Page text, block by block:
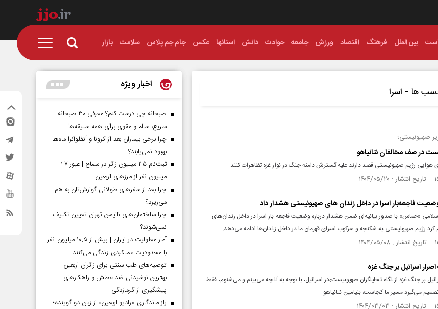
بین الملل فرهنگ اقتصاد ورزش جامعه حوادث دانش استانها عکس جام جم پلاس سلامت بازار
ها - اسرا
صهیونیستی؛
در صف مخالفان نتانیاهو
هوایی رژیم صهیونیستی قصد دارند علیه گسترش دامنه جنگ در نوار غزه تظاهرات کنند.
فاجعه‌بار اسرا در داخل زندان‌ های صهیونیستی هشدار داد
«حماس» با صدور بیانیه‌ای ضمن هشدار درباره وضعیت فاجعه بار اسرا در داخل زندان‌های
کرد رژیم صهیونیستی به شکنجه و سرکوب اسرای قهرمان ما در داخل زندان‌ها ادامه می‌دهد.
اسرائیل بر جنگ غزه
بر جنگ غزه از نگاه تحلیلگران صهیونیست:در اسرائیل، با توجه به آنچه می‌بینم و می‌شنوم، فقط
می‌گیرد مسیر ما کجاست، بنیامین نتانیاهو.
اخبار ویژه
صبحانه چی درست کنم؟ معرفی ۳۰ صبحانه
سریع، سالم و مقوی برای همه سلیقه‌ها
چرا برخی بیماران بعد از کرونا و آنفلوآنزا ماه‌ها
بهبود نمی‌یابند؟
ثبت‌نام ۲.۵ میلیون زائر در سماح | عبور ۱.۷
میلیون نفر از مرز‌های اربعین
چرا بعد از سفرهای طولانی گوارش‌تان به هم
می‌ریزد؟
چرا ساختمان‌های ناایمن تهران تعیین تکلیف
نمی‌شوند؟
آمار معلولیت در ایران | بیش از ۱۰.۵ میلیون نفر
با محدودیت عملکردی زندگی می‌کنند
توصیه‌های طب سنتی برای زائران اربعین |
بهترین نوشیدنی ضد عطش و راهکارهای
پیشگیری از گرمازدگی
راز ماندگاری «رادیو اربعین» از زبان دو گوینده؛